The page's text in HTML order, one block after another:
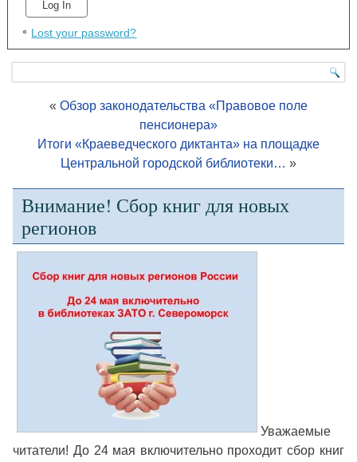
Lost your password?
« Обзор законодательства «Правовое поле
пенсионера»
Итоги «Краеведческого диктанта» на площадке
Центральной городской библиотеки… »
Внимание! Сбор книг для новых
регионов
Уважаемые
читатели! До 24 мая включительно проходит сбор книг